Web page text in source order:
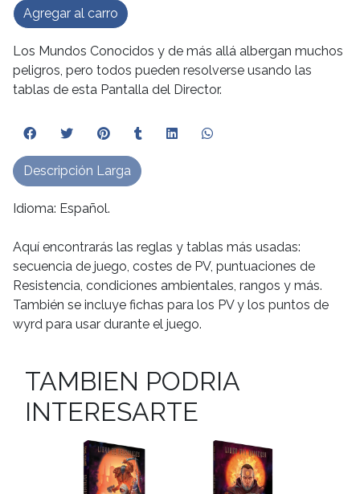
Agregar al carro
Los Mundos Conocidos y de más allá albergan muchos
peligros, pero todos pueden resolverse usando las
tablas de esta Pantalla del Director.
Idioma: Español.
Aquí encontrarás las reglas y tablas más usadas:
secuencia de juego, costes de PV, puntuaciones de
Resistencia, condiciones ambientales, rangos y más.
También se incluye fichas para los PV y los puntos de
wyrd para usar durante el juego.
Descripción Larga
TAMBIEN PODRIA
INTERESARTE